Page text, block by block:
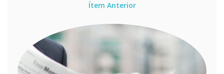
Ítem Anterior